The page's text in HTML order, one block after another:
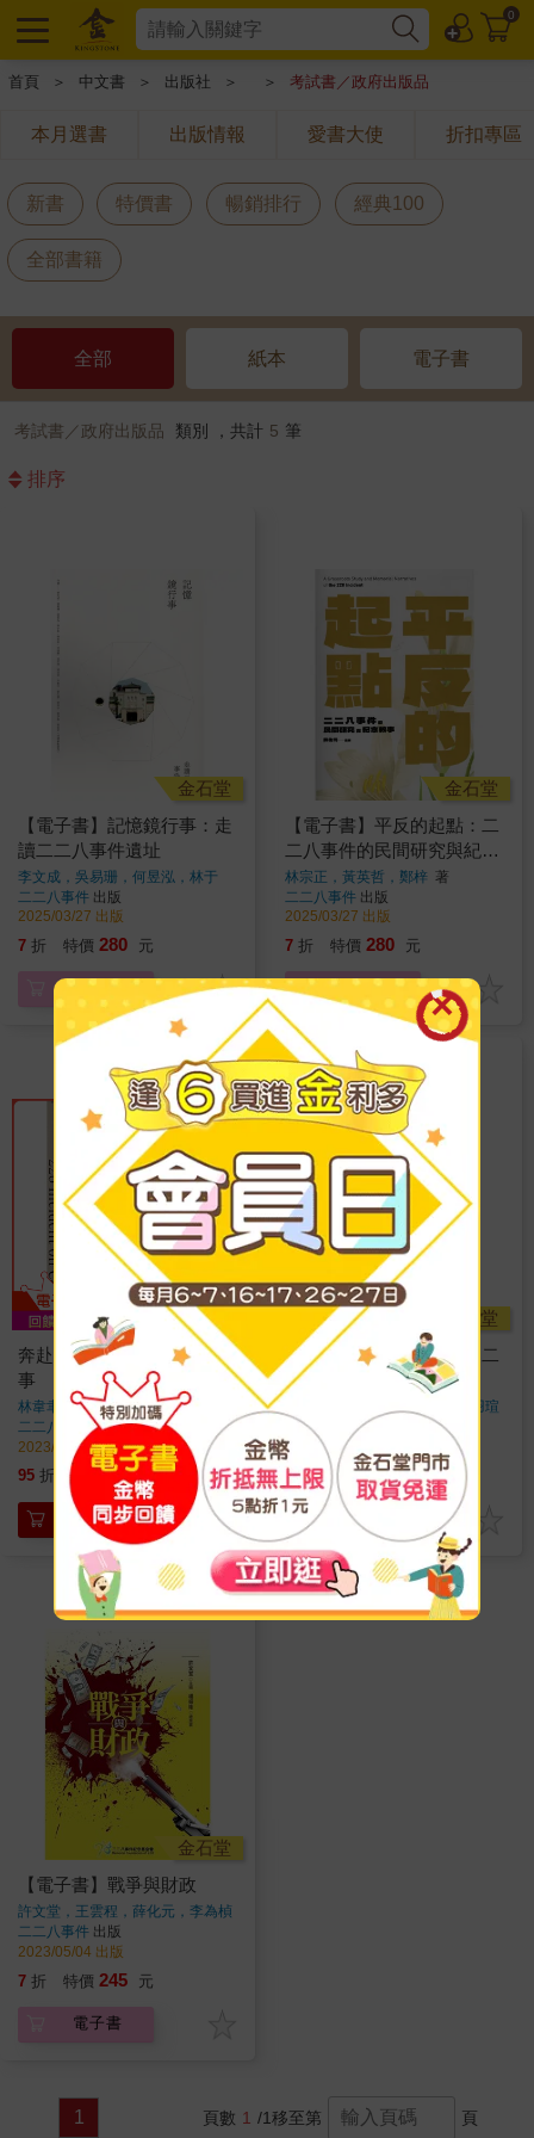
0
首頁 ＞ 中文書 ＞ 出版社 ＞ ＞ 考試書／政府出版品
本月選書 出版情報 愛書大使 折扣專區
新書 特價書 暢銷排行 經典100
全部書籍
全部 紙本 電子書
考試書／政府出版品 類別 ，共計 5 筆
排序
金石堂
【電子書】記憶鏡行事：走
讀二二八事件遺址
李文成，吳易珊，何昱泓，林于
玄，林京右，邱映寰，張哲翰，陳
冠宏，許蕙玟，曾元濃，雷鎧亦，
蔡伊盈，謝宜安 著
二二八事件 出版
2025/03/27 出版
7 折 特價 280 元
電子書
金石堂
【電子書】平反的起點：二
二八事件的民間研究與紀念
敘事
林宗正，黃英哲，鄭梓 著
二二八事件 出版
2025/03/27 出版
7 折 特價 280 元
電子書
奔赴的青春：二二八校園記
事
林韋聿，張尹嚴，王學儒，邱羽瑄
著
二二八事件 出版
2023/05/04 出版
95 折 特價 380 元
加入購物車
金石堂
【電子書】奔赴的青春：二
二八校園記事
林韋聿，張尹嚴，王學儒，邱羽瑄
著
二二八事件出版
2023/05/04 出版
7 折 特價 280 元
電子書
金石堂
【電子書】戰爭與財政
許文堂，王雲程，薛化元，李為楨
著
二二八事件 出版
2023/05/04 出版
7 折 特價 245 元
電子書
1 頁數 1 /1移至第 頁